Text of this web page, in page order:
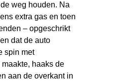
weg houden. Na
extra gas en toen
– opgeschrikt
dat de auto
spin met
haaks de
aan de overkant in